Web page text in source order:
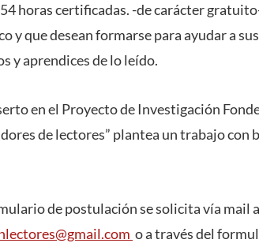
horas certificadas. -de carácter
y que desean formarse para ayudar a
y aprendices de lo leído.
en el Proyecto de Investigación
de lectores” plantea un trabajo con
de postulación se solicita vía mail
gmail.com o a través del